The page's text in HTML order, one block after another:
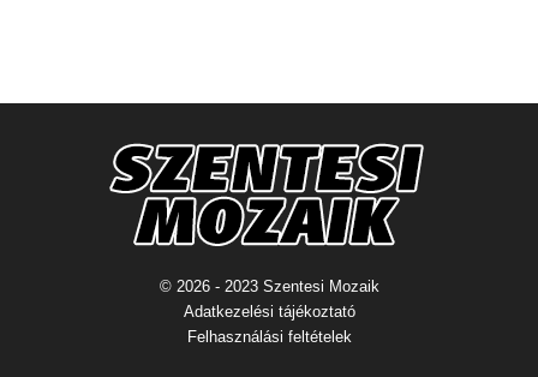
© 2026 - 2023 Szentesi Mozaik
Adatkezelési tájékoztató
Felhasználási feltételek